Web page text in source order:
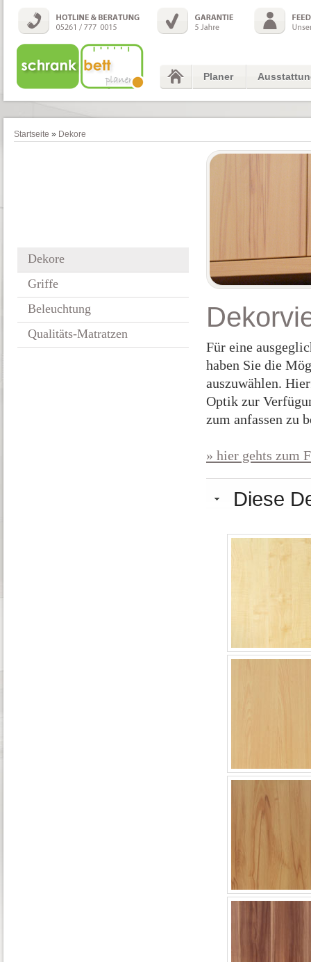
Planer
Startseite » Dekore
Dekore
Griffe
Beleuchtung
Qualitäts-Matratzen
Für eine
haben Sie die
auszuwählen.
Optik zur
zum anfassen zu
» hier gehts zum
Diese